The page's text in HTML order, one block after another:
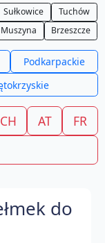
Sułkowice
Tuchów
Muszyna Brzeszcze
Podkarpackie
CH AT
FR
do